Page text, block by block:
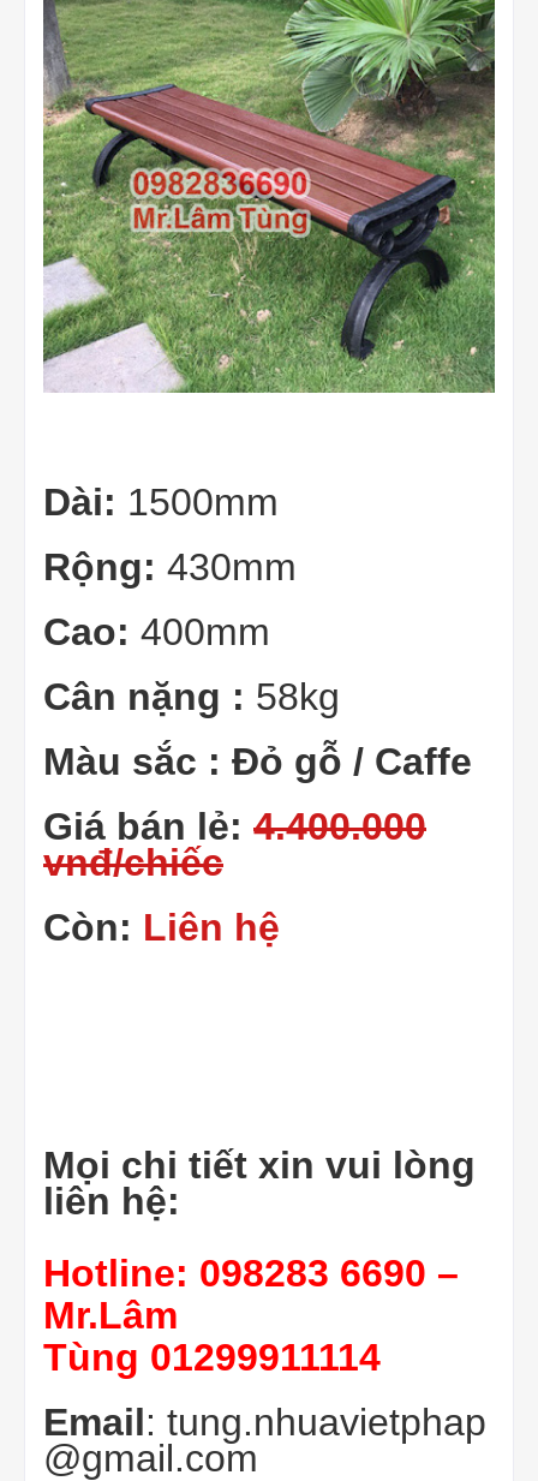
Dài: 1500mm
Rộng: 430mm
Cao: 400mm
Cân nặng : 58kg
Màu sắc : Đỏ gỗ / Caffe
Giá bán lẻ: 4.400.000
vnđ/chiếc
Còn: Liên hệ
Mọi chi tiết xin vui lòng
liên hệ:
Hotline: 098283 6690 –
Mr.Lâm
Tùng 01299911114
Email: tung.nhuavietphap
@gmail.com